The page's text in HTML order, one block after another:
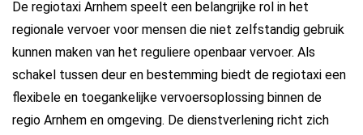
De regiotaxi Arnhem speelt een belangrijke rol in het
regionale vervoer voor mensen die niet zelfstandig gebruik
kunnen maken van het reguliere openbaar vervoer. Als
schakel tussen deur en bestemming biedt de regiotaxi een
flexibele en toegankelijke vervoersoplossing binnen de
regio Arnhem en omgeving. De dienstverlening richt zich